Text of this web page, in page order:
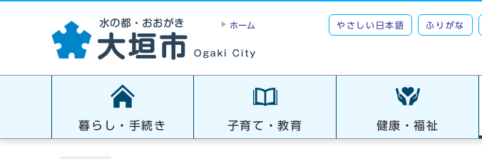
ホーム やさしい日本語 ふりがな
暮らし・手続き 子育て・教育 健康・福祉